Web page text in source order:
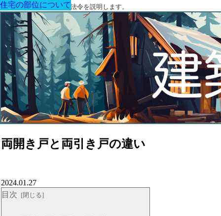
建築に関する用語と関連法令を説明します。
両開き戸と両引き戸の違い
住宅の部位について
2024.01.27
目次
住宅の部位について
住宅の部位について
住宅の部位について
住宅の部位について
住宅の部位について
住宅の部位について